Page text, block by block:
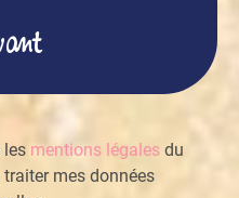
les mentions légalesdu
mes données